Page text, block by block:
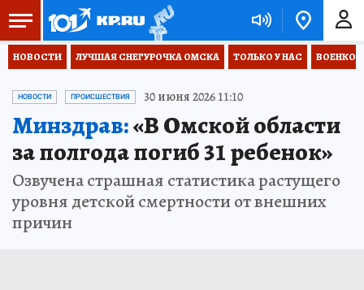
НОВОСТИ ЛУЧШАЯ СНЕГУРОЧКА ОМСКА ТОЛЬКО У НАС
НОВОСТИ ПРОИСШЕСТВИЯ 30 июня 2026 11:10
Минздрав:«В Омской области
за полгода погиб 31 ребенок»
Озвучена страшная статистика растущего
уровня детской смертности от внешних
причин